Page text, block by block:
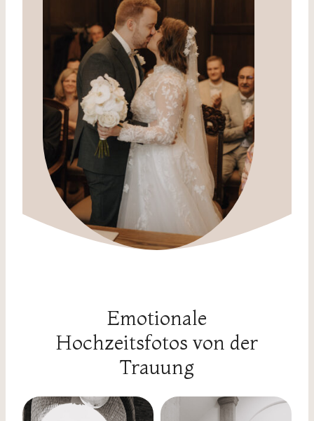
Emotionale
Hochzeitsfotos von der
Trauung